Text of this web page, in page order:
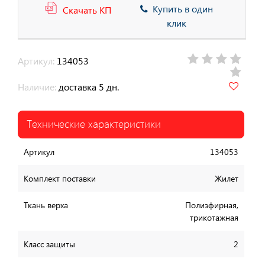
Скачать КП
Купить в один
клик
Артикул: 134053
Наличие: доставка 5 дн.
Технические характеристики
Артикул 134053
Комплект поставки Жилет
Ткань верха
Полиэфирная,
трикотажная
Класс защиты 2